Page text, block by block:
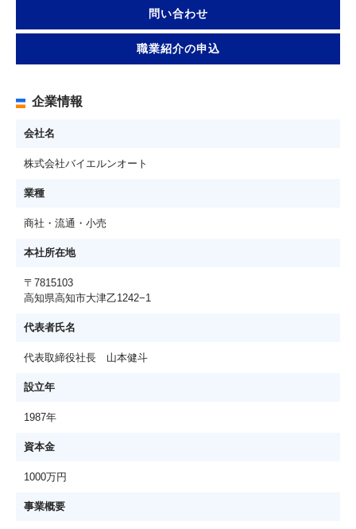
問い合わせ
職業紹介の申込
企業情報
会社名
株式会社バイエルンオート
業種
商社・流通・小売
本社所在地
〒7815103
高知県高知市大津乙1242−1
代表者氏名
代表取締役社長 山本健斗
設立年
1987年
資本金
1000万円
事業概要